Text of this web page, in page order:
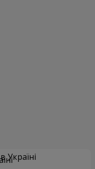
Україні